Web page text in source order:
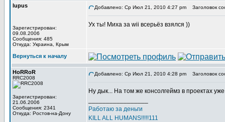
lupus
Зарегистрирован:
09.08.2006
Сообщения: 485
Откуда: Украина, Крым
Добавлено: Ср Июл 21, 2010 4:27 pm Заголовок
Ух ты! Миха за wii всерьёз взялся ))
Вернуться к началу
HoRRoR
RRC2008
Зарегистрирован:
21.06.2006
Сообщения: 2341
Откуда: Ростов-на-Дону
Добавлено: Ср Июл 21, 2010 4:28 pm Заголовок
Ну дык... На том же консолгеймз в проектах
Работаю за деньги
KILL ALL HUMANS!!!!!111